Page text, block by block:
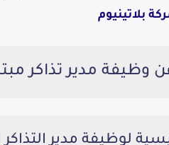
بلاتينيوم
وظيفة مدير تذاكر